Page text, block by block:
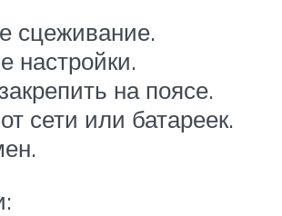
сцеживание.
настройки.
на поясе.
сети или батареек.